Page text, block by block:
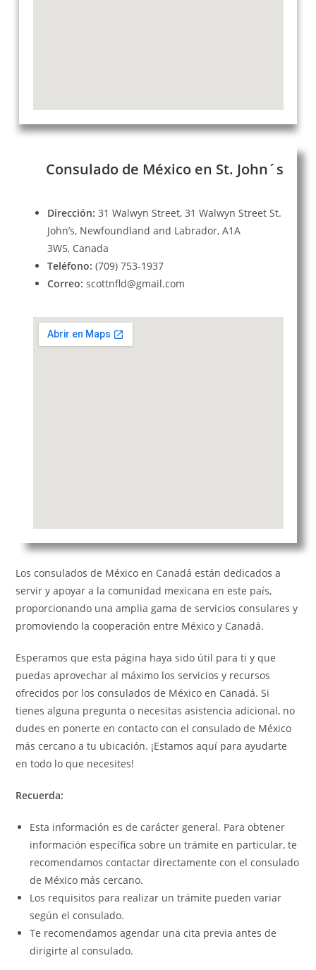
Consulado de México en St. John´s
Dirección: 31 Walwyn Street, 31 Walwyn Street St.
John’s, Newfoundland and Labrador, A1A
3W5, Canada
Teléfono: (709) 753-1937
Correo: scottnfld@gmail.com
Los consulados de México en Canadá están dedicados a
servir y apoyar a la comunidad mexicana en este país,
proporcionando una amplia gama de servicios consulares y
promoviendo la cooperación entre México y Canadá.
Esperamos que esta página haya sido útil para ti y que
puedas aprovechar al máximo los servicios y recursos
ofrecidos por los consulados de México en Canadá. Si
tienes alguna pregunta o necesitas asistencia adicional, no
dudes en ponerte en contacto con el consulado de México
más cercano a tu ubicación. ¡Estamos aquí para ayudarte
en todo lo que necesites!
Recuerda:
Esta información es de carácter general. Para obtener
información específica sobre un trámite en particular, te
recomendamos contactar directamente con el consulado
de México más cercano.
Los requisitos para realizar un trámite pueden variar
según el consulado.
Te recomendamos agendar una cita previa antes de
dirigirte al consulado.